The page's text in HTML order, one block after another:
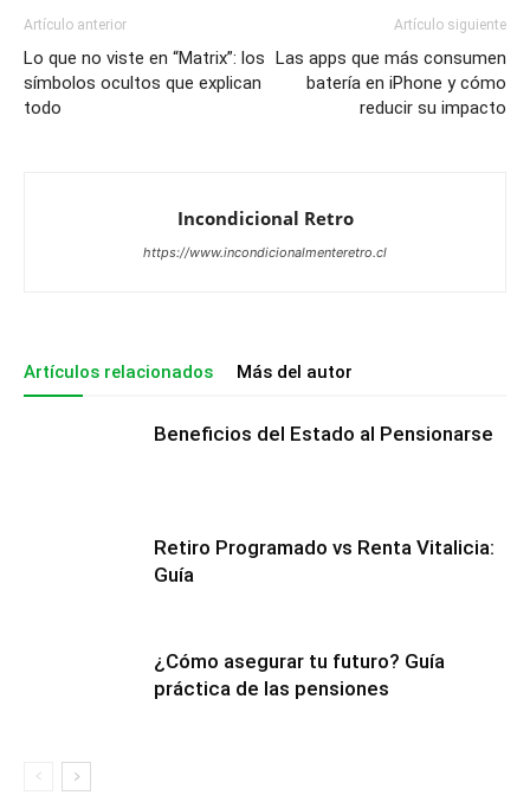
Artículo anterior
Lo que no viste en “Matrix”: los
símbolos ocultos que explican
todo
Artículo siguiente
Las apps que más consumen
batería en iPhone y cómo
reducir su impacto
Incondicional Retro
https://www.incondicionalmenteretro.cl
Artículos relacionados Más del autor
Beneficios del Estado al Pensionarse
Retiro Programado vs Renta Vitalicia:
Guía
¿Cómo asegurar tu futuro? Guía
práctica de las pensiones